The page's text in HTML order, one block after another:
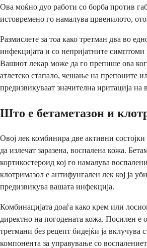
Ова моќно дуо работи со борба против
истовремено го намалува црвенилото,
Размислете за тоа како третман два во
инфекцијата и со непријатните симптоми
Вашиот лекар може да го препише ова
атлетско стапало, чешање на препоните
предизвикуваат значителна иритација на
Што е бетаметазон и
Овој лек комбинира две активни состојки
да излечат заразена, воспалена кожа.
кортикостероид кој го намалува
клотримазол е антифунгален лек кој ја
предизвикува вашата инфекција.
Комбинацијата доаѓа како крем или
директно на погодената кожа. Посилен е
третмани без рецепт бидејќи ја вклучува
компонента за управување со